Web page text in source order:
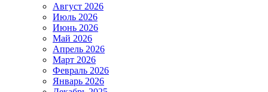
Август 2026
Июль 2026
Июнь 2026
Май 2026
Апрель 2026
Март 2026
Февраль 2026
Январь 2026